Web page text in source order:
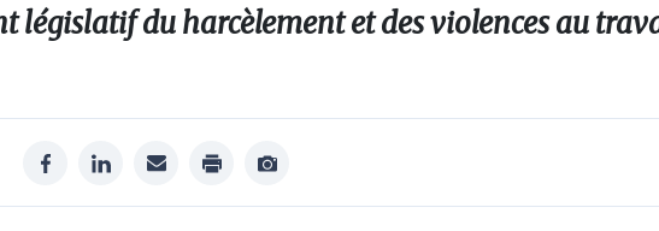
législatif du harcèlement et des violences au
facebooklinkedinmail print
Afficher